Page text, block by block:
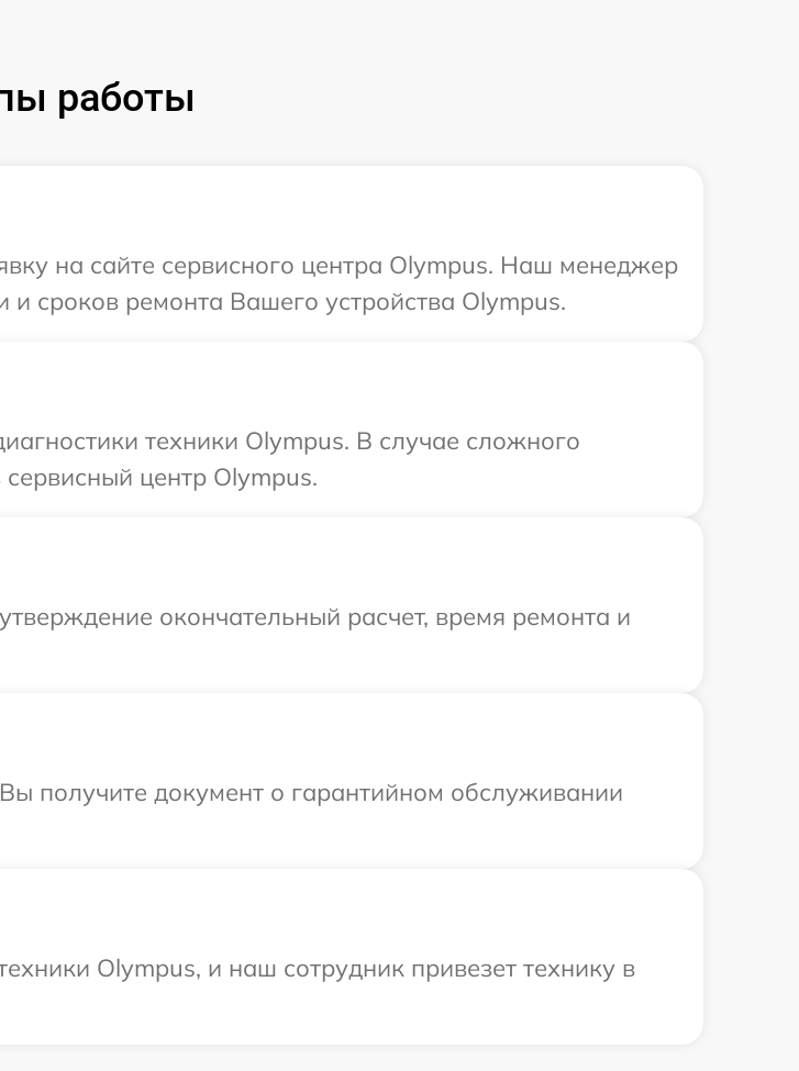
работы
на сайте сервисного центра Olympus. Наш менеджер
и сроков ремонта Вашего устройства Olympus.
техники Olympus. В случае сложного
центр Olympus.
окончательный расчет, время ремонта и
получите документ о гарантийном обслуживании
Olympus, и наш сотрудник привезет технику в